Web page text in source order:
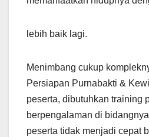
lebih baik lagi.
Menimbang cukup
Persiapan Purnabakti &
peserta, dibutuhkan training
berpengalaman di
peserta tidak menjadi cepat